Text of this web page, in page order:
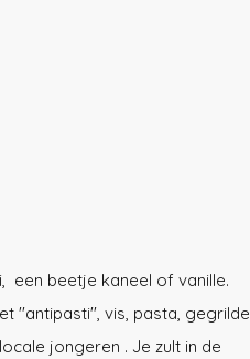
een beetje kaneel of vanille.
''antipasti'', vis, pasta, gegrilde
jongeren . Je zult in de